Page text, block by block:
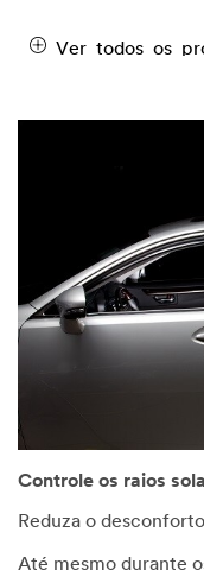
Ver todos os
Controle os raios
Reduza o
Até mesmo durante